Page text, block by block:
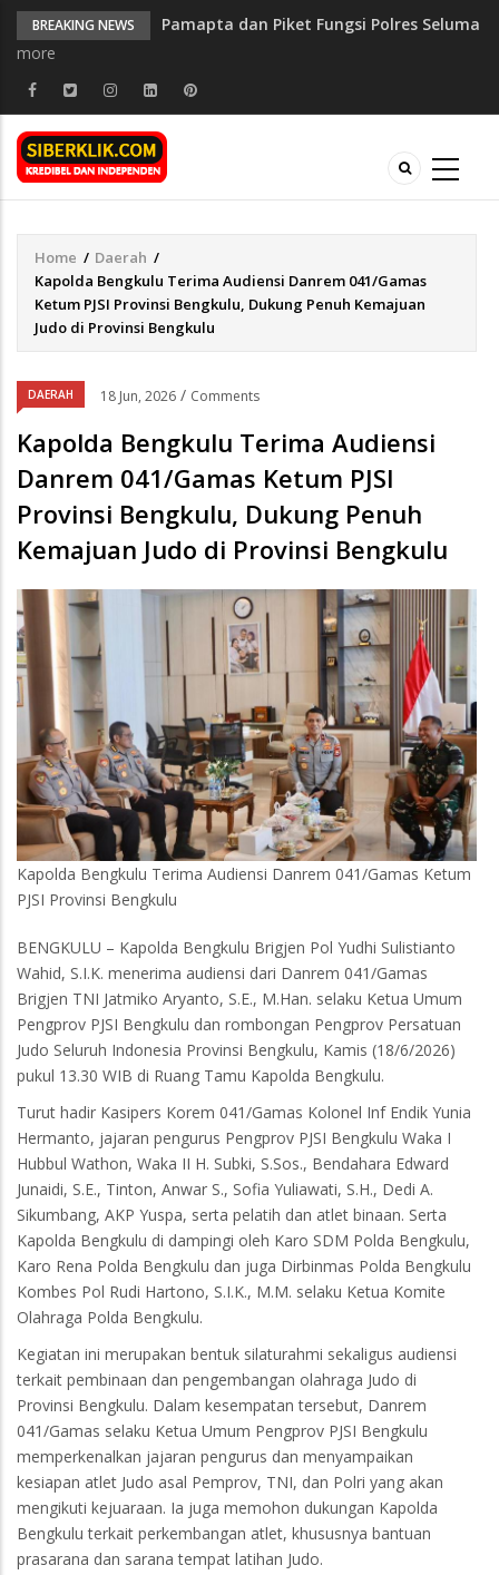
BREAKING NEWS
Pamapta dan Piket Fungsi Polres Seluma
Penggantian Kapolri "Kompetensi
Propam Polres Rejang Lebong
Tingkatkan Disiplin Personel Melalui
Pengawasan dan Pembinaan Rutin
Kapolres Rejang Lebong Cek Langsung
dan Profesionalisme
Penceramah dari Polres Bengkulu
Selatan Isi Binrohtal Mabes Polri,
Kapolda Bengkulu Hadir Bersama
more
Breadcrumb
Home / Daerah /
Kapolda Bengkulu Terima Audiensi Danrem 041/Gamas
Ketum PJSI Provinsi Bengkulu, Dukung Penuh Kemajuan
Judo di Provinsi Bengkulu
DAERAH 18 Jun, 2026 / Comments
Kapolda Bengkulu Terima Audiensi
Danrem 041/Gamas Ketum PJSI
Provinsi Bengkulu, Dukung Penuh
Kemajuan Judo di Provinsi Bengkulu
Kapolda Bengkulu Terima Audiensi Danrem 041/Gamas Ketum
PJSI Provinsi Bengkulu
BENGKULU – Kapolda Bengkulu Brigjen Pol Yudhi Sulistianto
Wahid, S.I.K. menerima audiensi dari Danrem 041/Gamas
Brigjen TNI Jatmiko Aryanto, S.E., M.Han. selaku Ketua Umum
Pengprov PJSI Bengkulu dan rombongan Pengprov Persatuan
Judo Seluruh Indonesia Provinsi Bengkulu, Kamis (18/6/2026)
pukul 13.30 WIB di Ruang Tamu Kapolda Bengkulu.
Turut hadir Kasipers Korem 041/Gamas Kolonel Inf Endik Yunia
Hermanto, jajaran pengurus Pengprov PJSI Bengkulu Waka I
Hubbul Wathon, Waka II H. Subki, S.Sos., Bendahara Edward
Junaidi, S.E., Tinton, Anwar S., Sofia Yuliawati, S.H., Dedi A.
Sikumbang, AKP Yuspa, serta pelatih dan atlet binaan. Serta
Kapolda Bengkulu di dampingi oleh Karo SDM Polda Bengkulu,
Karo Rena Polda Bengkulu dan juga Dirbinmas Polda Bengkulu
Kombes Pol Rudi Hartono, S.I.K., M.M. selaku Ketua Komite
Olahraga Polda Bengkulu.
Kegiatan ini merupakan bentuk silaturahmi sekaligus audiensi
terkait pembinaan dan pengembangan olahraga Judo di
Provinsi Bengkulu. Dalam kesempatan tersebut, Danrem
041/Gamas selaku Ketua Umum Pengprov PJSI Bengkulu
memperkenalkan jajaran pengurus dan menyampaikan
kesiapan atlet Judo asal Pemprov, TNI, dan Polri yang akan
mengikuti kejuaraan. Ia juga memohon dukungan Kapolda
Bengkulu terkait perkembangan atlet, khususnya bantuan
prasarana dan sarana tempat latihan Judo.